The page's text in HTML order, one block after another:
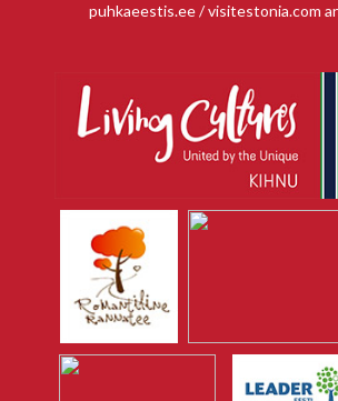
puhkaeestis.ee / visitestonia.com